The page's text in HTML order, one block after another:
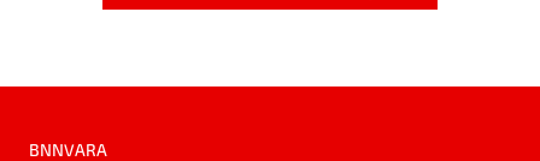
BNNVARA